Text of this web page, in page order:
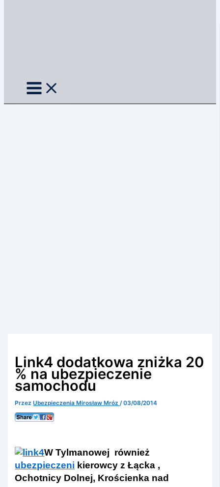
Link4 dodatkowa zniżka 20
% na ubezpieczenie
samochodu
PrzezUbezpieczenia Mirosław Mróz/03/08/2014
W Tylmanowej również
ubezpieczeni kierowcy z Łącka ,
Ochotnicy Dolnej, Krościenka nad